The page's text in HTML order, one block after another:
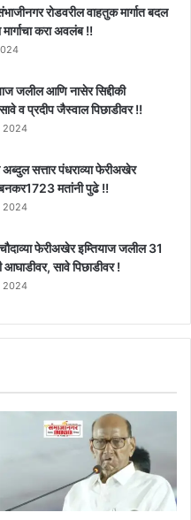
रोडवरील वाहतुक मार्गात बदल
करा अवलंब !!
जलील आणि नासेर सिद्दीकी
व प्रदीप जैस्वाल पिछाडीवर !!
2024
सत्तार पंधराव्या फेरीअखेर
मतांनी पुढे !!
2024
फेरीअखेर इम्तियाज जलील 31
सावे पिछाडीवर !
2024